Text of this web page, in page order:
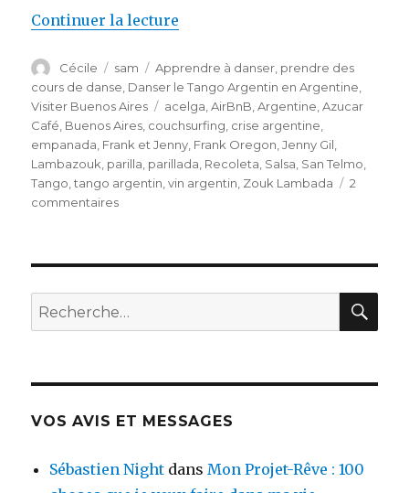
Continuer la lecture
Auteur
Cécile
Publié
le
sam Catégories
Apprendre à danser, prendre des
cours de danse, Danser le Tango Argentin en Argentine,
Visiter Buenos Aires
Étiquettes
acelga,AirBnB,Argentine,Azucar
Café, Buenos Aires, couchsurfing, crise argentine,
empanada, Frank et Jenny, Frank Oregon,Jenny Gil,
Lambazouk, parilla, parillada, Recoleta, Salsa, San Telmo,
Tango,tango argentin,vin argentin, Zouk Lambada
2
commentaires
sur
airs
de
Recherche
pour
VOS AVIS ET MESSAGES
Sébastien Night dansMon Projet-Rêve : 100